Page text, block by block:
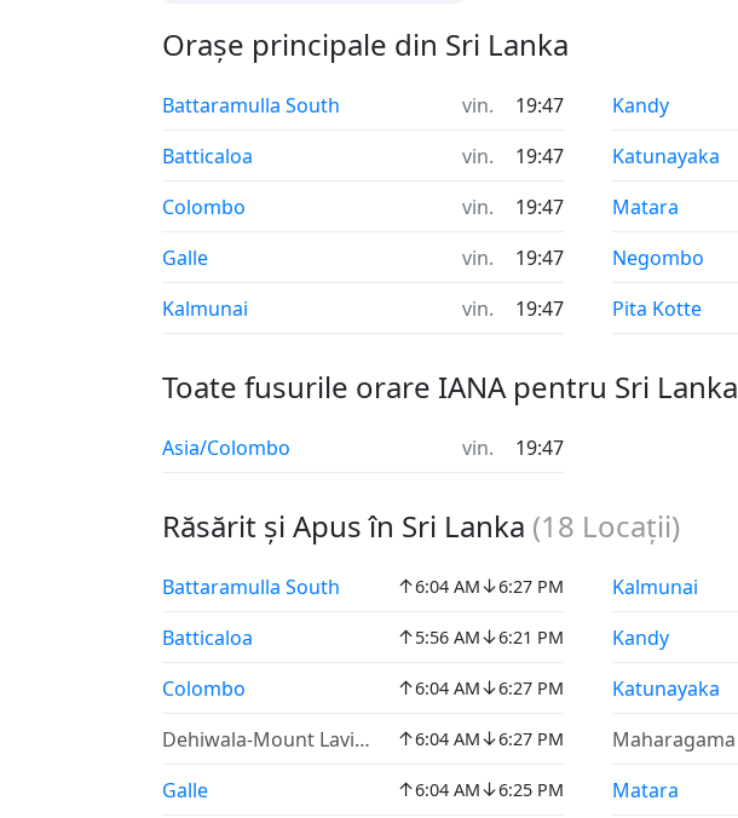
Orașe principale din Sri Lanka
Battaramulla South vin.
19:47
Batticaloa
vin.
19:47
Colombo
vin.
19:47
Galle
vin.
19:47
Kalmunai
vin. 19:47
Kandy
Katunayaka
Matara
Negombo
Pita Kotte
Toate fusurile orare IANA pentru Sri Lanka
Asia/Colombo vin. 19:47
Răsărit și Apus în Sri Lanka (18 Locații)
Battaramulla South ↑6:04 AM↓6:27 PM
Batticaloa ↑5:56 AM↓6:21 PM
Colombo ↑6:04 AM↓6:27 PM
Dehiwala-Mount Lavinia ↑6:04 AM↓6:27 PM
Galle ↑6:04 AM↓6:25 PM
Kalmunai
Kandy
Katunayaka
Maharagama
Matara